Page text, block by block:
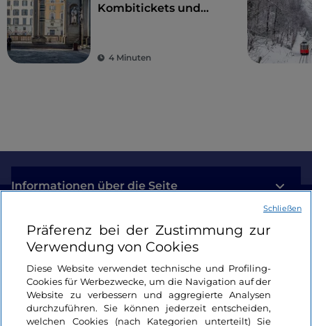
Kombitickets und
4 Minuten
Informationen über die Seite
Nützliche Links
Login
Bleiben wir in Kontakt
Präferenz bei der Zustimmung zur
Verwendung von Cookies
Diese Website verwendet technische und Profiling-
Cookies für Werbezwecke, um die Navigation auf der
Website zu verbessern und aggregierte Analysen
durchzuführen. Sie können jederzeit entscheiden,
welchen Cookies (nach Kategorien unterteilt) Sie
Schließen